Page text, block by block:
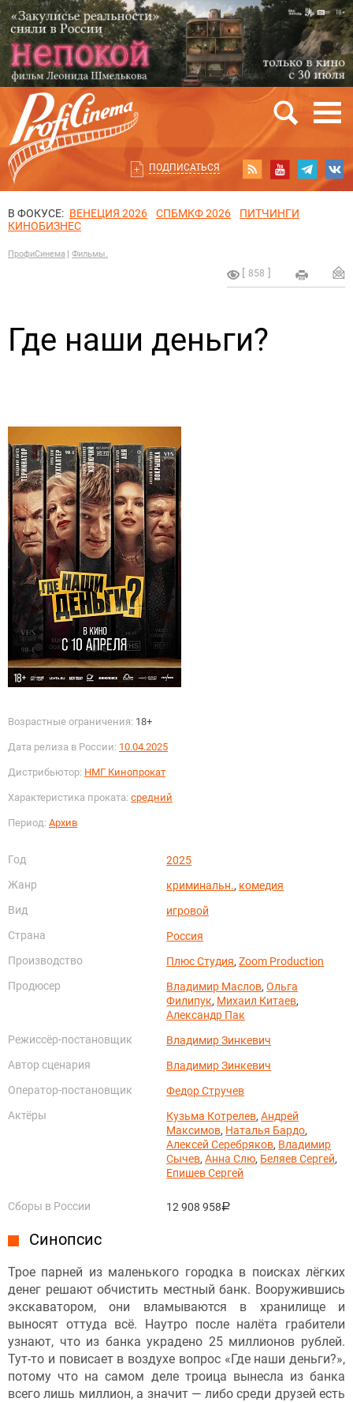
ПОДПИСАТЬСЯ
В ФОКУСЕ: ВЕНЕЦИЯ 2026 СПБМКФ 2026
ПИТЧИНГИ
КИНОБИЗНЕС
ПрофиСинема Фильмы.
858
Где наши деньги?
Возрастные ограничения: 18+
Дата релиза в России: 10.04.2025
Дистрибьютор: НМГ Кинопрокат
Характеристика проката: средний
Период: Архив
Год
2025
Жанр
криминальн., комедия
Вид
игровой
Страна
Россия
Производство
Плюс Студия,Zoom Production
Продюсер
Владимир Маслов,Ольга
Филипук, Михаил Китаев,
Александр Пак
Режиссёр-постановщик
Владимир Зинкевич
Автор сценария
Владимир Зинкевич
Оператор-постановщик
Федор Стручев
Актёры
Кузьма Котрелев,Андрей
Максимов, Наталья Бардо,
Алексей Серебряков, Владимир
Сычев,Анна Слю, Беляев Сергей,
Епишев Сергей
Сборы в России 12 908 958руб.
Синопсис
Трое парней из маленького городка в поисках лёгких
денег решают обчистить местный банк. Вооружившись
экскаватором, они вламываются в хранилище и
выносят оттуда всё. Наутро после налёта грабители
узнают, что из банка украдено 25 миллионов рублей.
Тут-то и повисает в воздухе вопрос «Где наши деньги?»,
потому что на самом деле троица вынесла из банка
всего лишь миллион, а значит — либо среди друзей есть